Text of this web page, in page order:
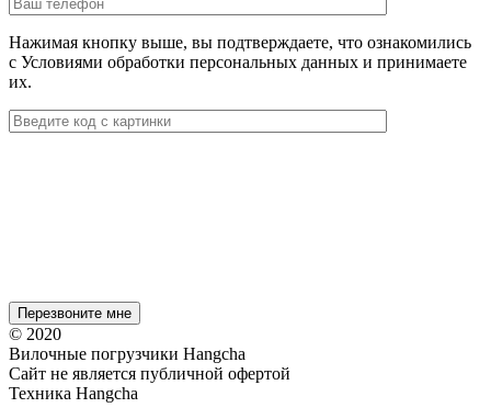
Нажимая кнопку выше, вы подтверждаете, что ознакомились
с Условиями обработки персональных данных и принимаете
их.
© 2020
Вилочные погрузчики Hangcha
Сайт не является публичной офертой
Техника Hangcha